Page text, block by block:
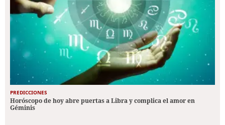
PREDICCIONES
Horóscopo de hoy abre puertas a Libra y complica el amor en
Géminis